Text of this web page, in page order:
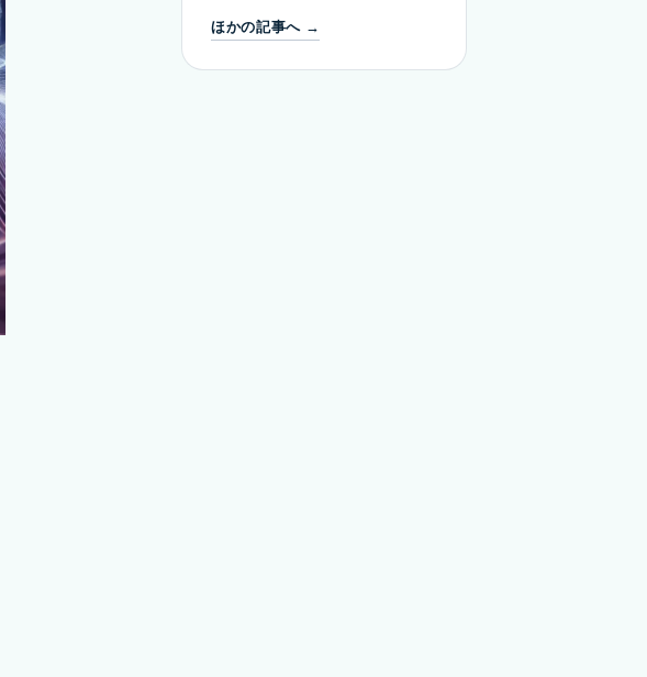
ほかの記事へ →